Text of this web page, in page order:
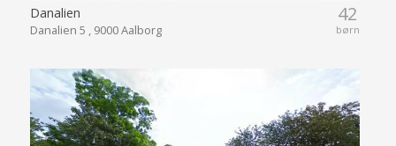
42
børn
Danalien
Danalien 5 , 9000 Aalborg